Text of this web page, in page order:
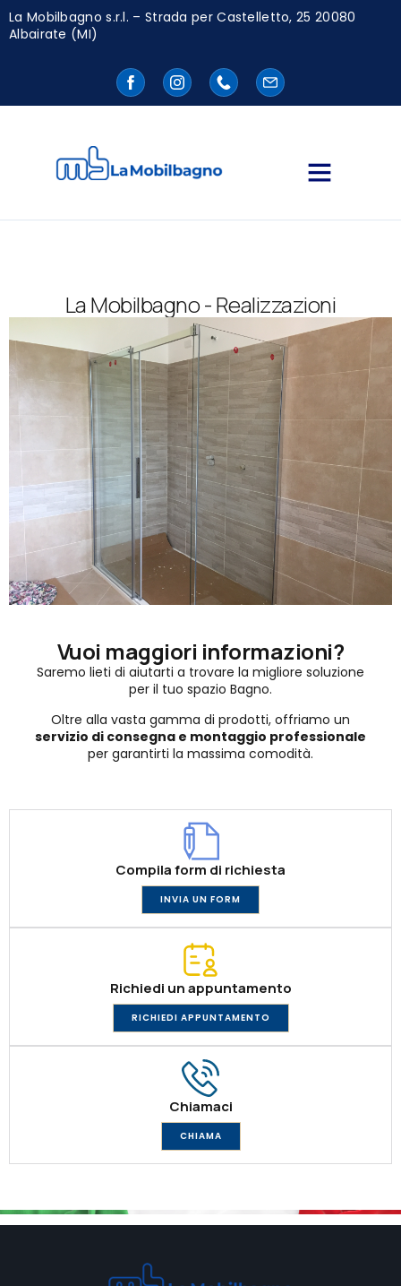
La Mobilbagno s.r.l. – Strada per Castelletto, 25 20080
Albairate (MI)
La Mobilbagno - Realizzazioni
Vuoi maggiori informazioni?
Saremo lieti di aiutarti a trovare la migliore soluzione
per il tuo spazio Bagno.
Oltre alla vasta gamma di prodotti, offriamo un
servizio di consegna e montaggio professionale
per garantirti la massima comodità.
Compila form di richiesta
INVIA UN FORM
Richiedi un appuntamento
RICHIEDI APPUNTAMENTO
Chiamaci
CHIAMA